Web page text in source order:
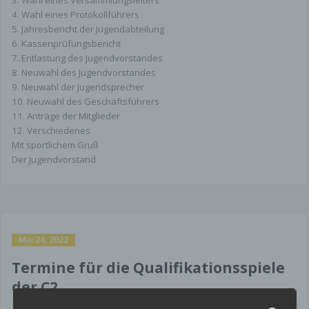
4. Wahl eines Protokollführers
5. Jahresbericht der Jugendabteilung
6. Kassenprüfungsbericht
7. Entlastung des Jugendvorstandes
8. Neuwahl des Jugendvorstandes
9. Neuwahl der Jugendsprecher
10. Neuwahl des Geschäftsführers
11. Anträge der Mitglieder
12. Verschiedenes
Mit sportlichem Gruß
Der Jugendvorstand
Mai 24, 2022
Termine für die Qualifikationsspiele
der C2